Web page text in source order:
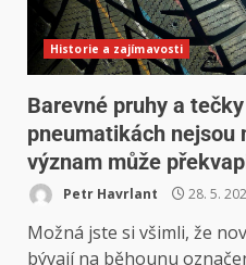
Historie a zajímavosti
Barevné pruhy a
pneumatikách nejsou
význam může
Petr Havrlant 28. 5.
Možná jste si všimli, že
bývají na běhounu